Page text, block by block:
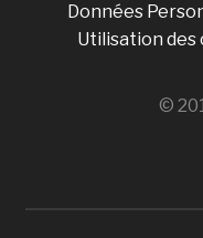
Données
Utilisation des
©